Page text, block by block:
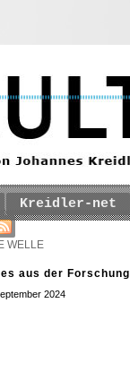
Kreidler-net
WELLE
aus der Forschung
2024